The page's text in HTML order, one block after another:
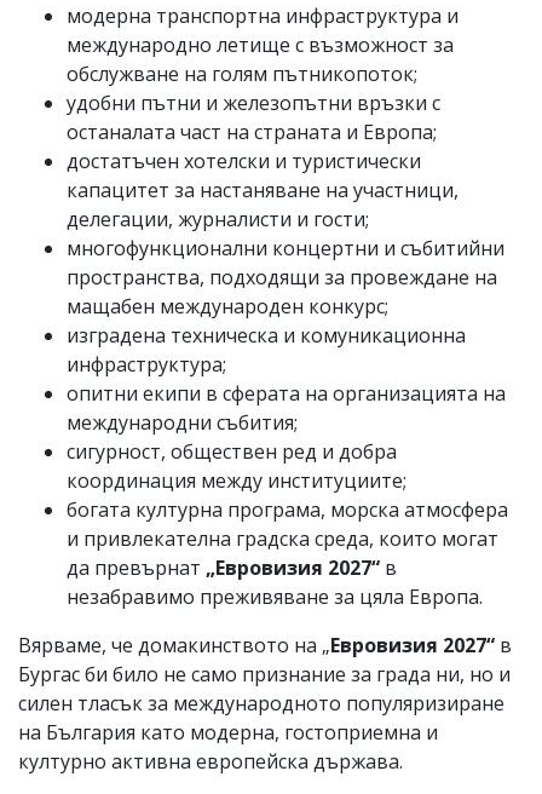
модерна транспортна инфраструктура и
международно летище с възможност за
обслужване на голям пътникопоток;
удобни пътни и железопътни връзки с
останалата част на страната и Европа;
достатъчен хотелски и туристически
капацитет за настаняване на участници,
делегации, журналисти и гости;
многофункционални концертни и събитийни
пространства, подходящи за провеждане на
мащабен международен конкурс;
изградена техническа и комуникационна
инфраструктура;
опитни екипи в сферата на организацията на
международни събития;
сигурност, обществен ред и добра
координация между институциите;
богата културна програма, морска атмосфера
и привлекателна градска среда, които могат
да превърнат „Евровизия 2027“ в
незабравимо преживяване за цяла Европа.
Вярваме, че домакинството на „Евровизия 2027“ в
Бургас би било не само признание за града ни, но и
силен тласък за международното популяризиране
на България като модерна, гостоприемна и
културно активна европейска държава.